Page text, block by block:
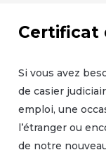
Certificat
Si vous avez
de casier
emploi, une
l’étranger ou
de notre